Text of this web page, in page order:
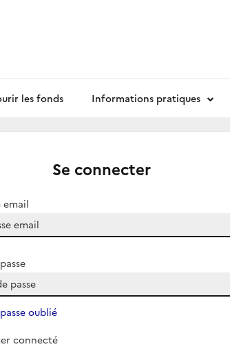
les fonds Informations pratiques
Se connecter
email
oublié
connecté